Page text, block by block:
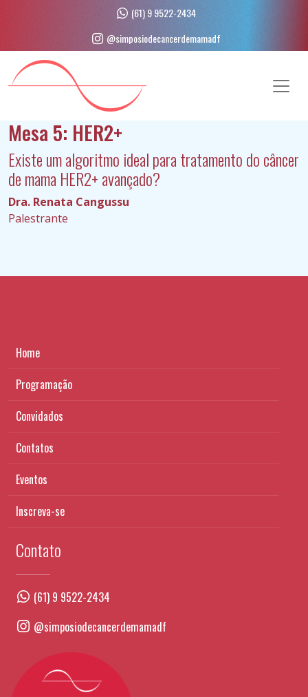
Skip
Enter)
(61) 9 9522-2434
@simposiodecancerdemamadf
Mesa 5: HER2+
Existe um algoritmo ideal para tratamento do câncer
de mama HER2+ avançado?
Dra. Renata Cangussu
Palestrante
Home
Programação
Convidados
Contatos
Eventos
Inscreva-se
Contato
(61) 9 9522-2434
@simposiodecancerdemamadf